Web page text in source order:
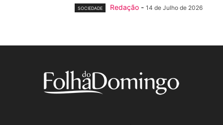
SOCIEDADE Redação - 14 de Julho de 2026